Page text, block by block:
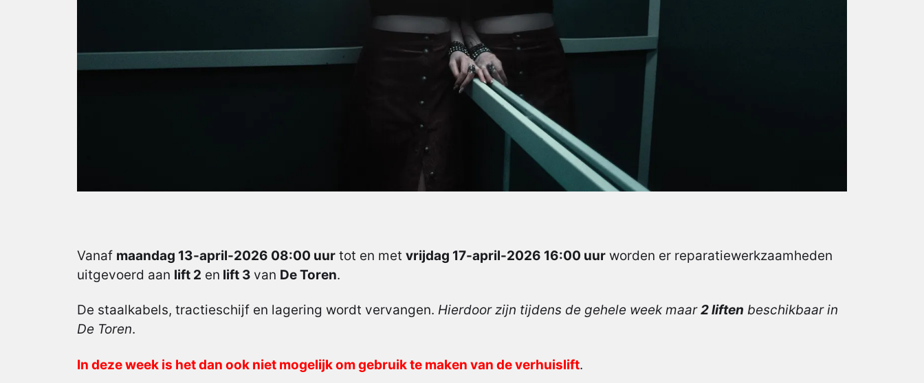
Vanaf maandag 13-april-2026 08:00 uur tot en met vrijdag 17-april-2026 16:00 uur worden er reparatiewerkzaamheden
uitgevoerd aan lift 2 en lift 3 van De Toren.
De staalkabels, tractieschijf en lagering wordt vervangen. Hierdoor zijn tijdens de gehele week maar2 liften beschikbaar in
De Toren.
In deze week is het dan ook niet mogelijk om gebruik te maken van de verhuislift.